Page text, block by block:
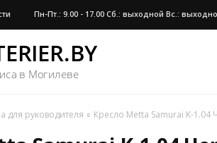
Пн-Пт.: 9.00 - 17.00 Сб.: выходной Вс.:
для руководителя Кресло Metta Samurai K-1.04